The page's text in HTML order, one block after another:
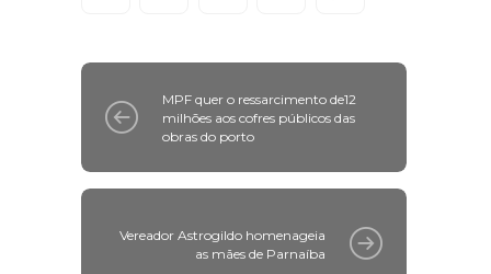
MPF quer o ressarcimento de12
milhões aos cofres públicos das
obras do porto
Vereador Astrogildo homenageia
as mães de Parnaíba